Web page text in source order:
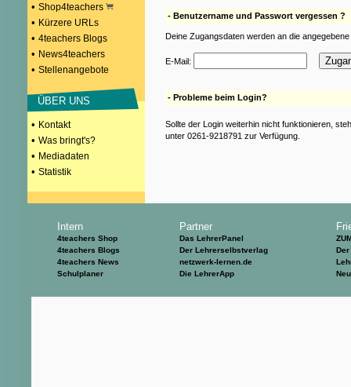
• Shop4teachers
• Kürzere URLs
• 4teachers Blogs
• News4teachers
• Stellenangebote
ÜBER UNS
• Kontakt
• Was bringt's?
• Mediadaten
• Statistik
- Benutzername und Passwort vergessen ?
Deine Zugangsdaten werden an die
E-Mail:
- Probleme beim Login?
Sollte der Login weiterhin nicht funktionieren,
unter 0261-9218791 zur Verfügung.
Intern
4teachers Shop
4teachers Blogs
4teachers News
Schulplaner
Partner
Das LehrerPanel
Der Lehrerselbstverlag
netzwerk-lernen.de
Die LehrerApp